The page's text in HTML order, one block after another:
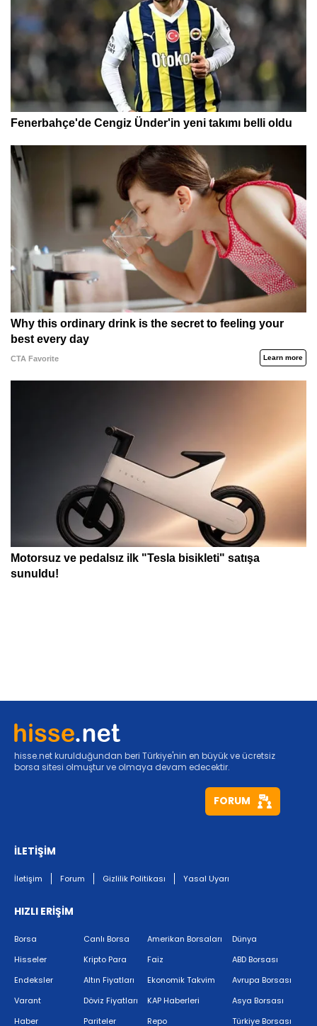
hisse.net kurulduğundan beri Türkiye'nin en büyük ve ücretsiz
borsa sitesi olmuştur ve olmaya devam edecektir.
FORUM
İLETİŞİM
İletişim Forum Gizlilik Politikası Yasal Uyarı
HIZLI ERİŞİM
Borsa
Hisseler
Endeksler
Varant
Haber
Canlı Borsa
Kripto Para
Altın Fiyatları
Döviz Fiyatları
Pariteler
Amerikan Borsaları
Faiz
Ekonomik Takvim
KAP Haberleri
Repo
Dünya
ABD Borsası
Avrupa Borsası
Asya Borsası
Türkiye Borsası